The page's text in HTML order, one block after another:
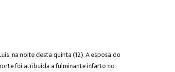
na noite desta quinta (12). A esposa do
foi atribuída a fulminante infarto no